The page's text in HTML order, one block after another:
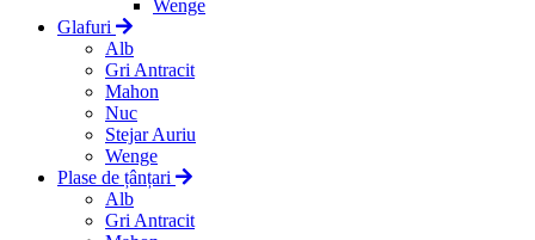
Wenge
Glafuri
Alb
Gri Antracit
Mahon
Nuc
Stejar Auriu
Wenge
Plase de țânțari
Alb
Gri Antracit